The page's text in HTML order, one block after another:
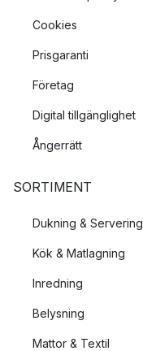
Cookies
Prisgaranti
Företag
Digital tillgänglighet
Ångerrätt
SORTIMENT
Dukning & Servering
Kök & Matlagning
Inredning
Belysning
Mattor & Textil